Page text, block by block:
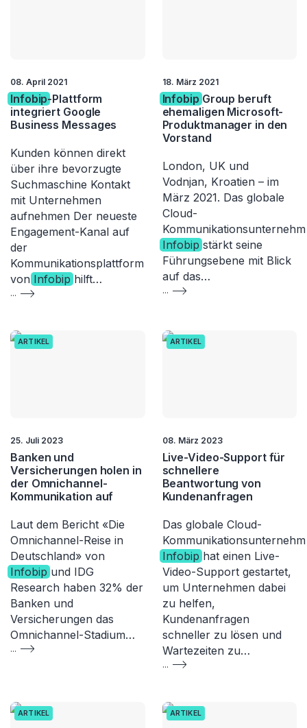
08. April 2021
Infobip-Plattform
integriert Google
Business Messages
Kunden können direkt
über ihre bevorzugte
Suchmaschine Kontakt
mit Unternehmen
aufnehmen Der neueste
Engagement-Kanal auf
der
Kommunikationsplattform
von Infobip hilft…
...
18. März 2021
Infobip Group beruft
ehemaligen Microsoft-
Produktmanager in den
Vorstand
London, UK und
Vodnjan, Kroatien – im
März 2021. Das globale
Cloud-
Infobip stärkt seine
Führungsebene mit Blick
auf das…
...
ARTIKEL
25. Juli 2023
Banken und
Versicherungen holen in
der Omnichannel-
Kommunikation auf
Laut dem Bericht «Die
Omnichannel-Reise in
Deutschland» von
Infobip und IDG
Research haben 32% der
Banken und
Versicherungen das
Omnichannel-Stadium…
...
ARTIKEL
08. März 2023
Live-Video-Support für
schnellere
Beantwortung von
Kundenanfragen
Das globale Cloud-
Infobip hat einen Live-
Video-Support gestartet,
um Unternehmen dabei
zu helfen,
Kundenanfragen
schneller zu lösen und
Wartezeiten zu…
...
ARTIKEL ARTIKEL